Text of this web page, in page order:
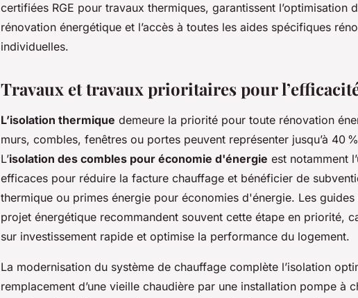
certifiées RGE pour travaux thermiques, garantissent l’optimisation
rénovation énergétique et l’accès à toutes les aides spécifiques
individuelles.
Travaux et travaux prioritaires pour
L’isolation thermique demeure la priorité pour toute rénovation
murs, combles, fenêtres ou portes peuvent représenter jusqu’à 40
L’isolation des combles pour économie d'énergie est notamment
efficaces pour réduire la facture chauffage et bénéficier de
thermique ou primes énergie pour économies d'énergie. Les
projet énergétique recommandent souvent cette étape en priorité,
sur investissement rapide et optimise la performance du logement.
La modernisation du système de chauffage complète l’isolation
remplacement d’une vieille chaudière par une installation pompe à